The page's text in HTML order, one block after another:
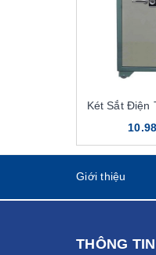
Két sắt Hòa
két sắt cũng
Dây
hàng có thể
7 cách
Không phải
khắt khe từ
Chọn
Két Sắt Điện
Giới thiệu
THÔNG